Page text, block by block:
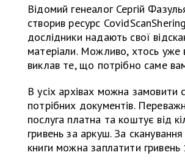
Відомий генеалог Сергій
створив ресурс
дослідники надають свої
матеріали. Можливо, хтось уже
виклав те, що потрібно саме
В усіх архівах можна замовити
потрібних документів.
послуга платна та коштує від
гривень за аркуш. За
книги можна заплатити